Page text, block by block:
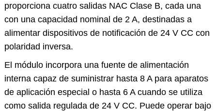
proporciona cuatro salidas NAC Clase B, cada una
con una capacidad nominal de 2 A, destinadas a
alimentar dispositivos de notificación de 24 V CC con
polaridad inversa.
El módulo incorpora una fuente de alimentación
interna capaz de suministrar hasta 8 A para aparatos
de aplicación especial o hasta 6 A cuando se utiliza
como salida regulada de 24 V CC. Puede operar bajo